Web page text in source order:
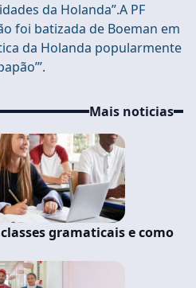
da Holanda”.A PF
foi batizada de Boeman em
da Holanda popularmente
Mais noticias
gramaticais e como